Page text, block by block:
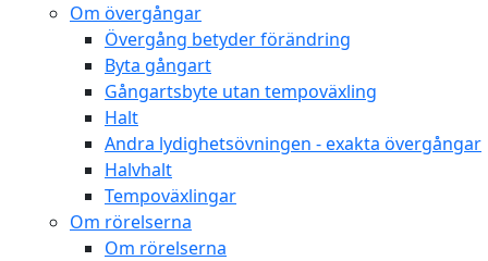
Om övergångar
Övergång betyder förändring
Byta gångart
Gångartsbyte utan tempoväxling
Halt
Andra lydighetsövningen - exakta övergångar
Halvhalt
Tempoväxlingar
Om rörelserna
Om rörelserna